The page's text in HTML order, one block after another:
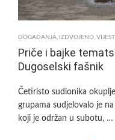
DOGAĐANJA, IZDVOJENO, VIJESTI
Priče i bajke
Dugoselski fašnik
Četiristo sudionika
grupama sudjelovalo je
koji je održan u subotu, …